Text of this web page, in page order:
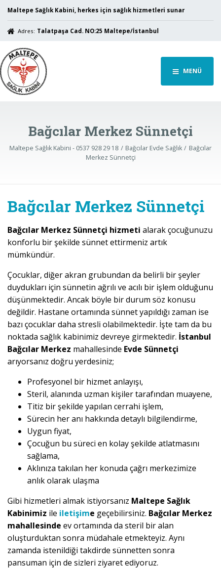
Maltepe Sağlık Kabini, herkes için sağlık hizmetleri sunar
Adres: Talatpaşa Cad. NO:25 Maltepe/İstanbul
MENÜ
Bağcılar Merkez Sünnetçi
Maltepe Sağlık Kabini - 0537 928 29 18 Bağcılar Evde Sağlık
Bağcılar
Merkez Sünnetçi
Bağcılar Merkez Sünnetçi
Bağcılar Merkez Sünnetçi hizmeti alarak çocuğunuzu
konforlu bir şekilde sünnet ettirmeniz artık
mümkündür.
Çocuklar, diğer akran grubundan da belirli bir şeyler
duydukları için sünnetin ağrılı ve acılı bir işlem olduğunu
düşünmektedir. Ancak böyle bir durum söz konusu
değildir. Hastane ortamında sünnet yapıldığı zaman ise
bazı çocuklar daha stresli olabilmektedir. İşte tam da bu
noktada sağlık kabinimiz devreye girmektedir. İstanbul
Bağcılar Merkez mahallesinde Evde Sünnetçi
arıyorsanız doğru yerdesiniz;
Profesyonel bir hizmet anlayışı,
Steril, alanında uzman kişiler tarafından muayene,
Titiz bir şekilde yapılan cerrahi işlem,
Sürecin her anı hakkında detaylı bilgilendirme,
Uygun fiyat,
Çocuğun bu süreci en kolay şekilde atlatmasını
sağlama,
Aklınıza takılan her konuda çağrı merkezimize
anlık olarak ulaşma
Gibi hizmetleri almak istiyorsanız Maltepe Sağlık
Kabinimiz ile iletişime geçebilirsiniz. Bağcılar Merkez
mahallesinde ev ortamında da steril bir alan
oluşturduktan sonra müdahale etmekteyiz. Aynı
zamanda istenildiği takdirde sünnetten sonra
pansuman için de sizleri ziyaret ediyoruz.